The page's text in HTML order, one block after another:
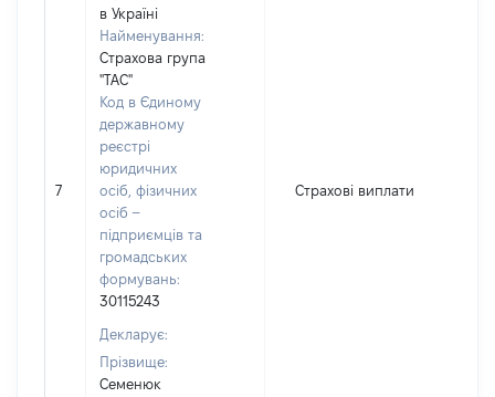
7
в Україні
Найменування:
Страхова група
"ТАС"
Код в Єдиному
державному
реєстрі
юридичних
осіб, фізичних
осіб –
підприємців та
громадських
формувань:
30115243
Декларує:
Прізвище:
Семенюк
Страхові виплати